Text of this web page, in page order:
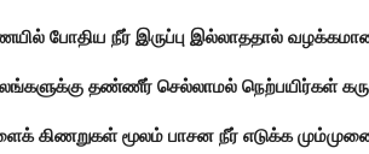
போதிய நீர் இருப்பு இல்லாததால்
தண்ணீர் செல்லாமல் நெற்பயிர்கள்
கிணறுகள் மூலம் பாசன நீர் எடுக்க